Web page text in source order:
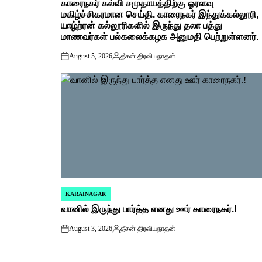
IN
காரைநகர் கல்வி சமுதாயத்திற்கு ஓரளவு
மகிழ்ச்சிகரமான செய்தி. காரைநகர் இந்துக்கல்லூரி,
யாழ்ற்ரன் கல்லூரிகளில் இருந்து தலா பத்து
மாணவர்கள் பல்கலைக்கழக அனுமதி பெற்றுள்ளனர்.
on
August 5, 2026
Posted
தீசன் திரவியநாதன்
POSTED
IN
KARAINAGAR
வானில் இருந்து பார்த்த எனது ஊர் காரைநகர்.!
on
August 3, 2026
Posted
தீசன் திரவியநாதன்